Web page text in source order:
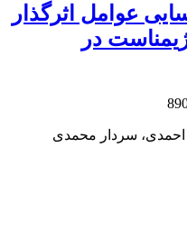
عوامل اثرگذار
در
احمدی، سردار محمدی